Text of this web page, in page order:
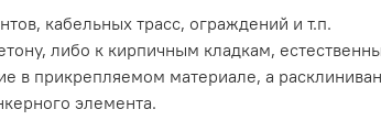
кабельных трасс, ограждений и т.п.
либо к кирпичным кладкам,
в прикрепляемом материале, а
элемента.